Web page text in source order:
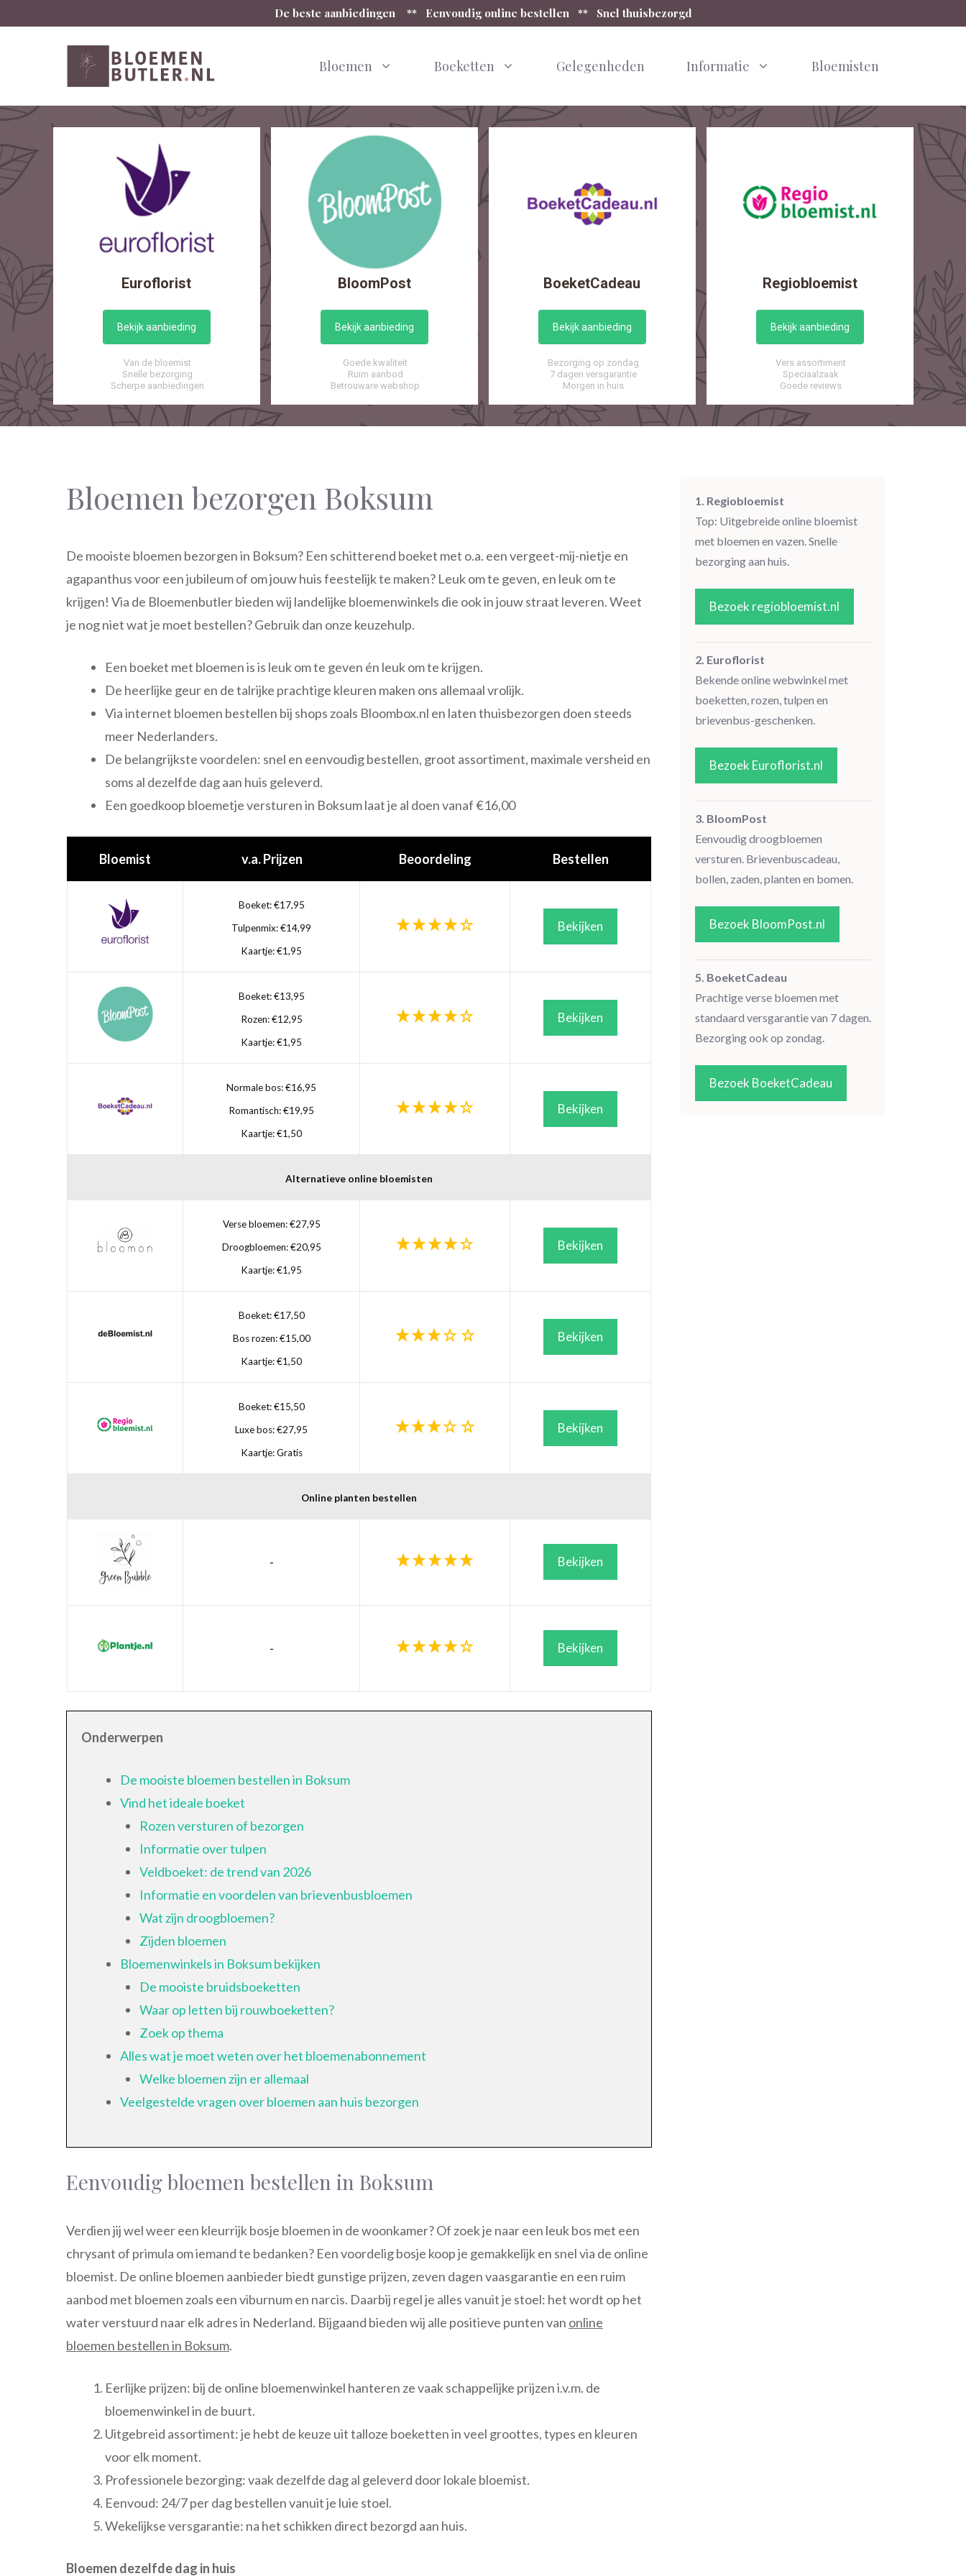
De beste aanbiedingen ** Eenvoudig online bestellen ** Snel thuisbezorgd
Bloemen Boeketten Gelegenheden Informatie Bloemisten
Euroflorist
Bekijk aanbieding
Van de bloemist
Snelle bezorging
Scherpe aanbiedingen
BloomPost
Bekijk aanbieding
Goede kwaliteit
Ruim aanbod
Betrouware webshop
BoeketCadeau
Bekijk aanbieding
Bezorging op zondag
7 dagen versgarantie
Morgen in huis
Regiobloemist
Bekijk aanbieding
Vers assortiment
Speciaalzaak
Goede reviews
Bloemen bezorgen Boksum
De mooiste bloemen bezorgen in Boksum? Een schitterend boeket met o.a. een vergeet-mij-nietje en
agapanthus voor een jubileum of om jouw huis feestelijk te maken? Leuk om te geven, en leuk om te
krijgen! Via de Bloemenbutler bieden wij landelijke bloemenwinkels die ook in jouw straat leveren. Weet
je nog niet wat je moet bestellen? Gebruik dan onze keuzehulp.
Een boeket met bloemen is is leuk om te geven én leuk om te krijgen.
De heerlijke geur en de talrijke prachtige kleuren maken ons allemaal vrolijk.
Via internet bloemen bestellen bij shops zoals Bloombox.nl en laten thuisbezorgen doen steeds
meer Nederlanders.
De belangrijkste voordelen: snel en eenvoudig bestellen, groot assortiment, maximale versheid en
soms al dezelfde dag aan huis geleverd.
Een goedkoop bloemetje versturen in Boksum laat je al doen vanaf €16,00
Bloemist v.a. Prijzen Beoordeling Bestellen
Boeket: €17,95
Tulpenmix: €14,99
Kaartje: €1,95
Bekijken
Boeket: €13,95
Rozen: €12,95
Kaartje: €1,95
Bekijken
Normale bos: €16,95
Romantisch: €19,95
Kaartje: €1,50
Bekijken
Alternatieve online bloemisten
Verse bloemen: €27,95
Droogbloemen: €20,95
Kaartje: €1,95
Bekijken
Boeket: €17,50
Bos rozen: €15,00
Kaartje: €1,50
Bekijken
Boeket: €15,50
Luxe bos: €27,95
Kaartje: Gratis
Bekijken
Online planten bestellen
- Bekijken
- Bekijken
Onderwerpen
De mooiste bloemen bestellen in Boksum
Vind het ideale boeket
Rozen versturen of bezorgen
Informatie over tulpen
Veldboeket: de trend van 2026
Informatie en voordelen van brievenbusbloemen
Wat zijn droogbloemen?
Zijden bloemen
Bloemenwinkels in Boksum bekijken
De mooiste bruidsboeketten
Waar op letten bij rouwboeketten?
Zoek op thema
Alles wat je moet weten over het bloemenabonnement
Welke bloemen zijn er allemaal
Veelgestelde vragen over bloemen aan huis bezorgen
Eenvoudig bloemen bestellen in Boksum
Verdien jij wel weer een kleurrijk bosje bloemen in de woonkamer? Of zoek je naar een leuk bos met een
chrysant of primula om iemand te bedanken? Een voordelig bosje koop je gemakkelijk en snel via de online
bloemist. De online bloemen aanbieder biedt gunstige prijzen, zeven dagen vaasgarantie en een ruim
aanbod met bloemen zoals een viburnum en narcis. Daarbij regel je alles vanuit je stoel: het wordt op het
water verstuurd naar elk adres in Nederland. Bijgaand bieden wij alle positieve punten van online
bloemen bestellen in Boksum.
Eerlijke prijzen: bij de online bloemenwinkel hanteren ze vaak schappelijke prijzen i.v.m. de
bloemenwinkel in de buurt.
Uitgebreid assortiment: je hebt de keuze uit talloze boeketten in veel groottes, types en kleuren
voor elk moment.
Professionele bezorging: vaak dezelfde dag al geleverd door lokale bloemist.
Eenvoud: 24/7 per dag bestellen vanuit je luie stoel.
Wekelijkse versgarantie: na het schikken direct bezorgd aan huis.
Bloemen dezelfde dag in huis
1. Regiobloemist
Top: Uitgebreide online bloemist
met bloemen en vazen. Snelle
bezorging aan huis.
Bezoek regiobloemist.nl
2. Euroflorist
Bekende online webwinkel met
boeketten, rozen, tulpen en
brievenbus-geschenken.
Bezoek Euroflorist.nl
3. BloomPost
Eenvoudig droogbloemen
versturen. Brievenbuscadeau,
bollen, zaden, planten en bomen.
Bezoek BloomPost.nl
5. BoeketCadeau
Prachtige verse bloemen met
standaard versgarantie van 7 dagen.
Bezorging ook op zondag.
Bezoek BoeketCadeau